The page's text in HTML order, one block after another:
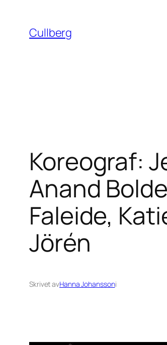
innehåll
Cullberg
Koreograf:
Anand
Faleide,
Jörén
Skrivet avHanna Johanssoni